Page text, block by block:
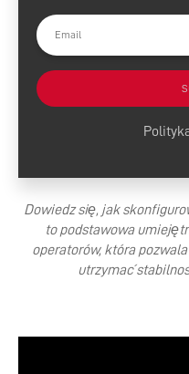
Dowiedz się, jak
to podstawowa
operatorów, która
utrzymać